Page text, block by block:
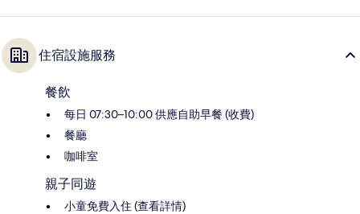
住宿設施服務
餐飲
每日 07:30–10:00 供應自助早餐 (收費)
餐廳
咖啡室
親子同遊
小童免費入住 (查看詳情)